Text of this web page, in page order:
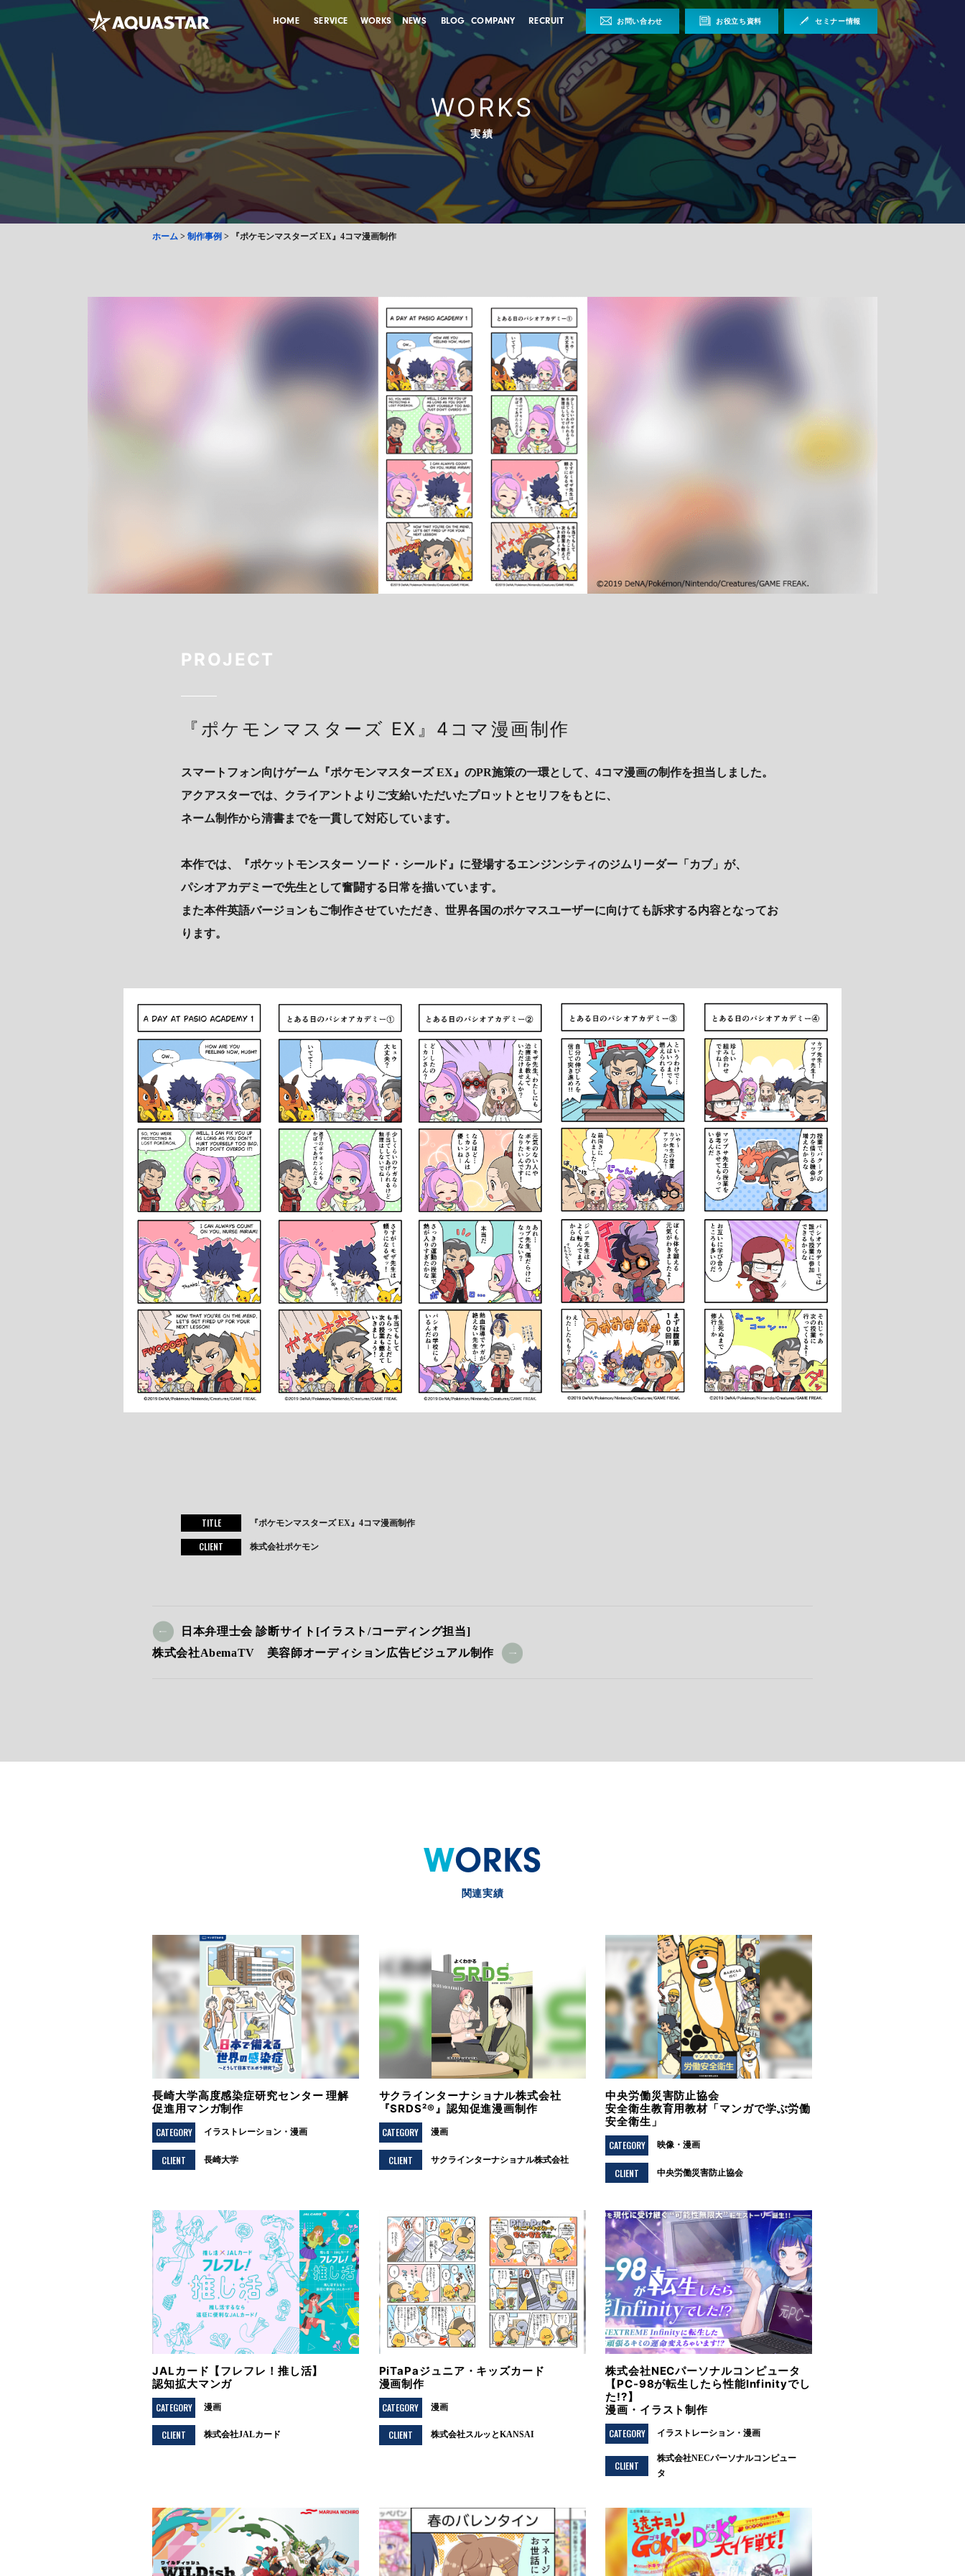
HOME SERVICE WORKS NEWS BLOG COMPANY RECRUIT お問い合わせ お役立ち資料 セミナー情報
WORKS
実績
ホーム > 制作事例 > 『ポケモンマスターズ EX』4コマ漫画制作
PROJECT
『ポケモンマスターズ EX』4コマ漫画制作
スマートフォン向けゲーム『ポケモンマスターズ EX』のPR施策の一環として、4コマ漫画の制作を担当しました。
アクアスターでは、クライアントよりご支給いただいたプロットとセリフをもとに、
ネーム制作から清書までを一貫して対応しています。
本作では、『ポケットモンスター ソード・シールド』に登場するエンジンシティのジムリーダー「カブ」が、
パシオアカデミーで先生として奮闘する日常を描いています。
また本件英語バージョンもご制作させていただき、世界各国のポケマスユーザーに向けても訴求する内容となってお
ります。
TITLE 『ポケモンマスターズ EX』4コマ漫画制作
CLIENT 株式会社ポケモン
日本弁理士会 診断サイト[イラスト/コーディング担当]
株式会社AbemaTV 美容師オーディション広告ビジュアル制作
WORKS
関連実績
長崎大学高度感染症研究センター 理解
促進用マンガ制作
CATEGORY イラストレーション 漫画
CLIENT 長崎大学
サクラインターナショナル株式会社
『SRDS²®』認知促進漫画制作
CATEGORY 漫画
CLIENT サクラインターナショナル株式会社
中央労働災害防止協会
安全衛生教育用教材「マンガで学ぶ労働
安全衛生」
CATEGORY 映像 漫画
CLIENT 中央労働災害防止協会
JALカード【フレフレ！推し活】
認知拡大マンガ
CATEGORY 漫画
CLIENT 株式会社JALカード
PiTaPaジュニア・キッズカード
漫画制作
CATEGORY 漫画
CLIENT 株式会社スルッとKANSAI
株式会社NECパーソナルコンピュータ
【PC-98が転生したら性能Infinityでし
た!?】
漫画・イラスト制作
CATEGORY イラストレーション 漫画
CLIENT
株式会社NECパーソナルコンピュー
タ